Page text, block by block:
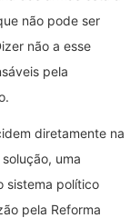
não pode ser
não a esse
pela
diretamente na
uma
sistema político
pela Reforma